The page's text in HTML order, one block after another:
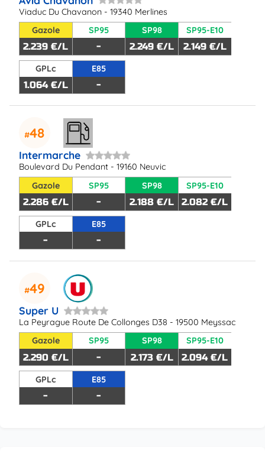
Viaduc Du Chavanon - 19340 Merlines
Gazole
2.239 €/L
SP95
-
SP98
2.249 €/L
SP95-E10
2.149 €/L
GPLc
1.064 €/L
E85
-
48
Intermarche
Boulevard Du Pendant - 19160 Neuvic
Gazole
2.286 €/L
SP95
-
SP98
2.188 €/L
SP95-E10
2.082 €/L
GPLc
-
E85
-
49
Super U
La Peyrague Route De Collonges D38 - 19500 Meyssac
Gazole
2.290 €/L
SP95
-
SP98
2.173 €/L
SP95-E10
2.094 €/L
GPLc
-
E85
-